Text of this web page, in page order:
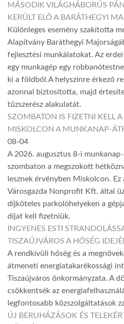
MÁSODIK VILÁGHÁBORÚS
KERÜLT ELŐ A BARÁTHEGYI
Különleges esemény szakította
Alapítvány Baráthegyi
fejlesztési munkálatokat. Az
egy munkagép egy
ki a földből.A helyszínre érkező
azonnal biztosította, majd
tűzszerész alakulatát.
SZOMBATON IS FIZETNI KELL A
MISKOLCON A MUNKANAP-
08-04
A 2026. augusztus 8-i
szombaton a megszokott
lesznek érvényben Miskolcon.
Városgazda Nonprofit Kft. által
díjköteles parkolóhelyeken a
díjat kell fizetniük.
INGYENES ESTI
TISZAÚJVÁROS A HŐSÉG
A rendkívüli hőség és a
átmeneti energiatakarékossági
Tiszaújváros önkormányzata. A
csökkentsék az
legfontosabb közszolgáltatások
ÚJ BERUHÁZÁSOK ÉS